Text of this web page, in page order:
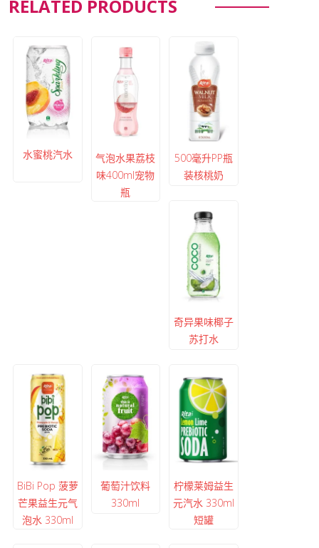
RELATED PRODUCTS
水蜜桃汽水
气泡水果荔枝
味400ml宠物
瓶
500毫升PP瓶
装核桃奶
奇异果味椰子
苏打水
BiBi Pop 菠萝
芒果益生元气
泡水 330ml
葡萄汁饮料
330ml
柠檬莱姆益生
元汽水 330ml
短罐